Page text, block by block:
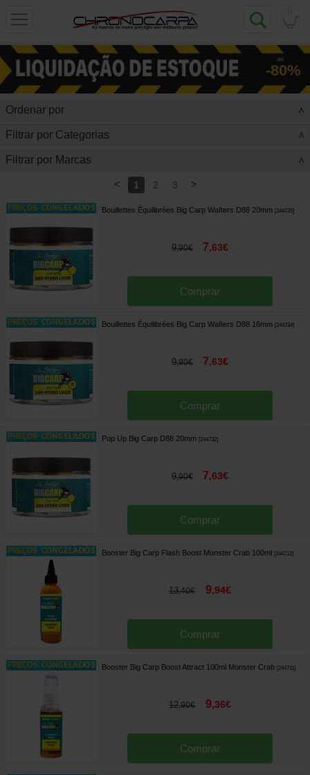
até
-80%
Ordenar por >
Filtrar por Categorias >
Filtrar por Marcas >
< 1 2 3 >
Bouillettes Équilibrées Big Carp Wafters D88 20mm 244735]
9,90€ 7,63€
Comprar
Bouillettes Équilibrées Big Carp Wafters D88 16mm 244734]
9,90€ 7,63€
Comprar
Pop Up Big Carp D88 20mm 244732]
9,90€ 7,63€
Comprar
Booster Big Carp Flash Boost Monster Crab 100ml 244712]
13,40€ 9,94€
Comprar
Booster Big Carp Boost Attract 100ml Monster Crab 244711]
12,90€ 9,36€
Comprar